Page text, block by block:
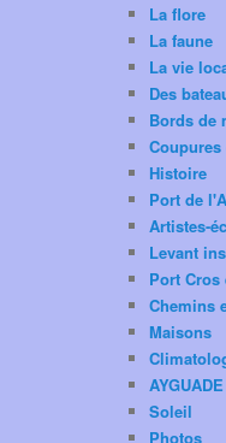
La flore
La faune
La vie
Des
Bords de
Coupures
Histoire
Port de
Artistes-
Levant
Port Cros
Chemins
Maisons
AYGUADE
Soleil
Photos